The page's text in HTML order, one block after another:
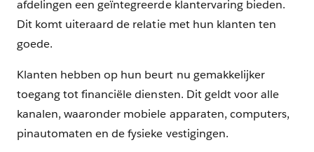
afdelingen een geïntegreerde klantervaring bieden.
Dit komt uiteraard de relatie met hun klanten ten
goede.
Klanten hebben op hun beurt nu gemakkelijker
toegang tot financiële diensten. Dit geldt voor alle
kanalen, waaronder mobiele apparaten, computers,
pinautomaten en de fysieke vestigingen.